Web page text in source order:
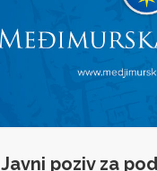
Javni poziv za